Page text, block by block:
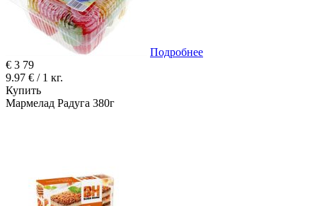
Подробнее
€ 3 79
9.97 € / 1 кг.
Купить
Мармелад Радуга 380г